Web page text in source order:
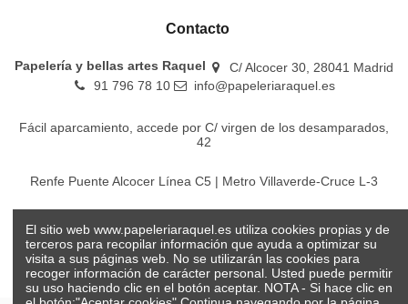
Contacto
Papelería y bellas artes Raquel
C/ Alcocer 30, 28041 Madrid
91 796 78 10
info@papeleriaraquel.es
Fácil aparcamiento, accede por C/ virgen de los desamparados,
42
Renfe Puente Alcocer Línea C5 | Metro Villaverde-Cruce L-3
El sitio web www.papeleriaraquel.es utiliza cookies propias y de
terceros para recopilar información que ayuda a optimizar su
visita a sus páginas web. No se utilizarán las cookies para
recoger información de carácter personal. Usted puede permitir
su uso haciendo clic en el botón aceptar. NOTA - Si hace clic en